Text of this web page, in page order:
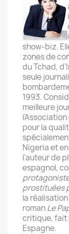
show-biz.
zones de
du Tchad,
seule
1993.
meilleure
pour la
Nigeria et
l’auteur de
espagnol,
prostituées
la
romanLe
critique, fait
Espagne.